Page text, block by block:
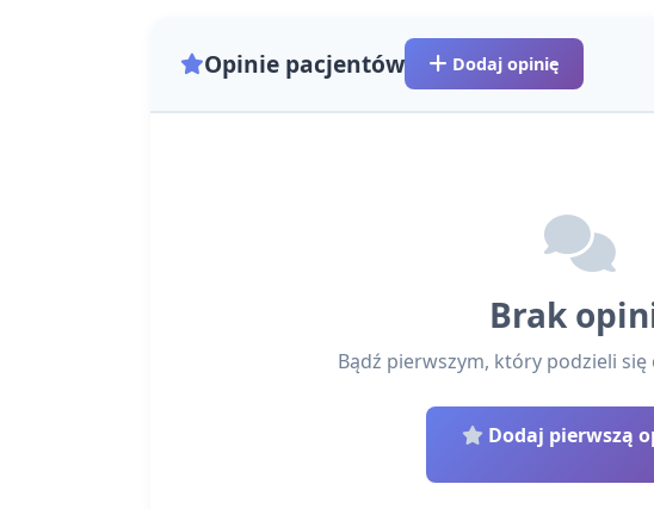
Opinie pacjentów Dodaj opinię
Brak
Bądź pierwszym, który podzieli
Dodaj pierwszą